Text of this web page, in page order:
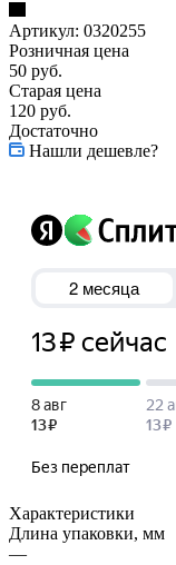
Артикул: 0320255
Розничная цена
50 руб.
Старая цена
120 руб.
Достаточно
Нашли дешевле?
Характеристики
Длина упаковки, мм
—